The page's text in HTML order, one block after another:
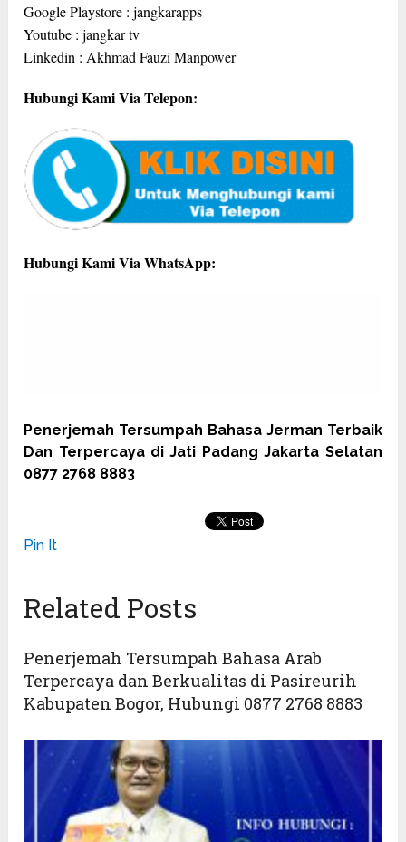
Google Playstore : jangkarapps
Youtube : jangkar tv
Linkedin : Akhmad Fauzi Manpower
Hubungi Kami Via Telepon:
Hubungi Kami Via WhatsApp:
Penerjemah Tersumpah Bahasa Jerman Terbaik
Dan Terpercaya di Jati Padang Jakarta Selatan
0877 2768 8883
Pin It
Related Posts
Penerjemah Tersumpah Bahasa Arab
Terpercaya dan Berkualitas di Pasireurih
Kabupaten Bogor, Hubungi 0877 2768 8883